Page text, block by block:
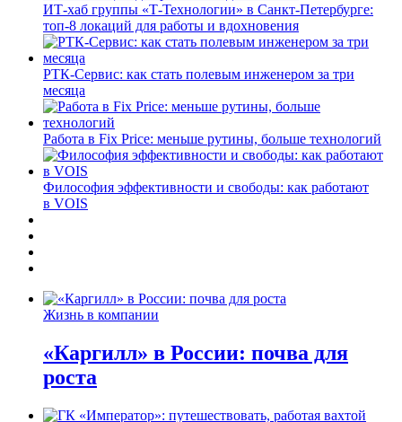
ИТ-хаб группы «Т-Технологии» в Санкт-Петербурге:
топ-8 локаций для работы и вдохновения
РТК-Сервис: как стать полевым инженером за три
месяца
Работа в Fix Price: меньше рутины, больше технологий
Философия эффективности и свободы: как работают
в VOIS
Жизнь в компании
«Каргилл» в России: почва для
роста